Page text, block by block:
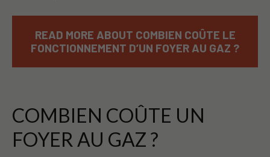
READ MORE ABOUT COMBIEN COÛTE LE
FONCTIONNEMENT D’UN FOYER AU GAZ ?
COMBIEN COÛTE UN
FOYER AU GAZ ?